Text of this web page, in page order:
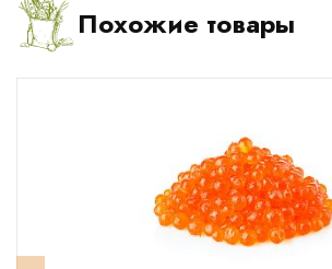
Похожие товары